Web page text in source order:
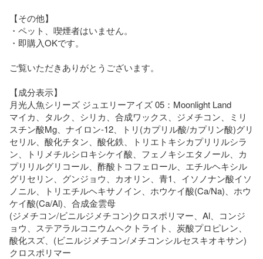
【その他】
・ペット、喫煙者はいません。
・即購入OKです。
ご覧いただきありがとうございます。
【成分表示】
月光人魚シリーズ ジュエリーアイズ 05：Moonlight Land
マイカ、タルク、シリカ、合成ワックス、ジメチコン、ミリ
スチン酸Mg、ナイロン-12、トリ(カプリル酸/カプリン酸)グリ
セリル、酸化チタン、酸化鉄、トリエトキシカプリリルシラ
ン、トリメチルシロキシケイ酸、フェノキシエタノール、カ
プリリルグリコール、酢酸トコフェロール、エチルヘキシル
グリセリン、グンジョウ、カオリン、青1、イソノナン酸イソ
ノニル、トリエチルヘキサノイン、ホウケイ酸(Ca/Na)、ホウ
ケイ酸(Ca/Al)、合成金雲母
(ジメチコン/ビニルジメチコン)クロスポリマー、Al、コンジ
ョウ、ステアラルコニウムヘクトライト、炭酸プロピレン、
酸化スズ、(ビニルジメチコン/メチコンシルセスキオキサン)
クロスポリマー